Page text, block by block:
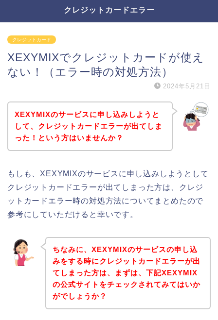
クレジットカードエラー
クレジットカード
XEXYMIXでクレジットカードが使え
ない！（エラー時の対処方法）
2024年5月21日
XEXYMIXのサービスに申し込みしようと
して、クレジットカードエラーが出てしま
った！という方はいませんか？
もしも、XEXYMIXのサービスに申し込みしようとして
クレジットカードエラーが出てしまった方は、クレジ
ットカードエラー時の対処方法についてまとめたので
参考にしていただけると幸いです。
ちなみに、XEXYMIXのサービスの申し込
みをする時にクレジットカードエラーが出
てしまった方は、まずは、下記XEXYMIX
の公式サイトをチェックされてみてはいか
がでしょうか？